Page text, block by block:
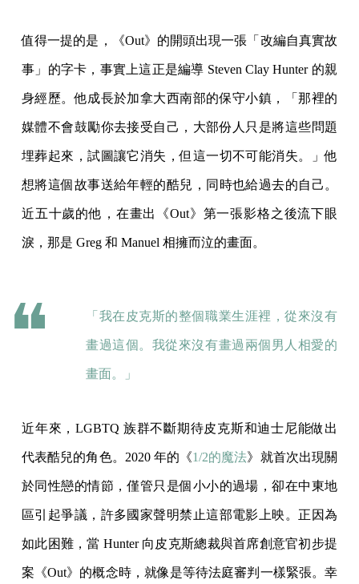
值得一提的是，《Out》的開頭出現一張「改編自真實故
事」的字卡，事實上這正是編導 Steven Clay Hunter 的親
身經歷。他成長於加拿大西南部的保守小鎮，「那裡的
媒體不會鼓勵你去接受自己，大部份人只是將這些問題
埋葬起來，試圖讓它消失，但這一切不可能消失。」他
想將這個故事送給年輕的酷兒，同時也給過去的自己。
近五十歲的他，在畫出《Out》第一張影格之後流下眼
淚，那是 Greg 和 Manuel 相擁而泣的畫面。
「我在皮克斯的整個職業生涯裡，從來沒有
畫過這個。我從來沒有畫過兩個男人相愛的
畫面。」
近年來，LGBTQ 族群不斷期待皮克斯和迪士尼能做出
代表酷兒的角色。2020 年的《1/2的魔法》就首次出現關
於同性戀的情節，僅管只是個小小的過場，卻在中東地
區引起爭議，許多國家聲明禁止這部電影上映。正因為
如此困難，當 Hunter 向皮克斯總裁與首席創意官初步提
案《Out》的概念時，就像是等待法庭審判一樣緊張。幸